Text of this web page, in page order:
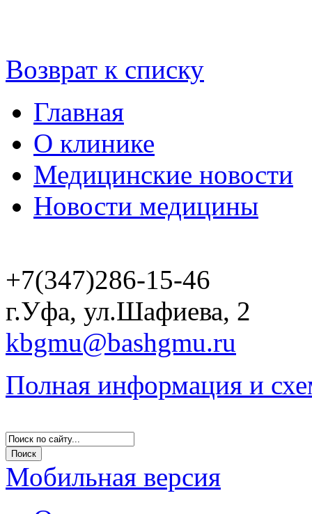
Возврат к списку
Главная
О клинике
Медицинские новости
Новости медицины
+7(347)286-15-46
г.Уфа, ул.Шафиева, 2
kbgmu@bashgmu.ru
Полная информация и
Мобильная версия